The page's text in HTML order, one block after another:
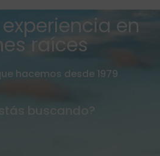
en
raíces
hacemos desde 1979
buscando?